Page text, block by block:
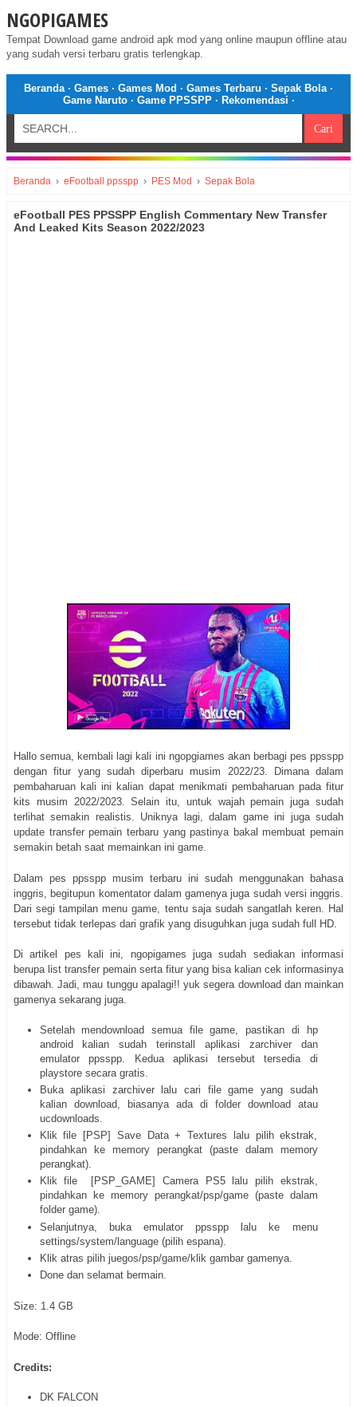
NGOPIGAMES
Tempat Download game android apk mod yang online maupun offline atau
yang sudah versi terbaru gratis terlengkap.
Beranda· Games · Games Mod · Games Terbaru · Sepak Bola·
Game Naruto· Game PPSSPP· Rekomendasi ·
Beranda › eFootball ppsspp › PES Mod › Sepak Bola
eFootball PES PPSSPP English Commentary New Transfer
And Leaked Kits Season 2022/2023
Hallo semua, kembali lagi kali ini ngopgiames akan berbagi pes ppsspp
dengan fitur yang sudah diperbaru musim 2022/23. Dimana dalam
pembaharuan kali ini kalian dapat menikmati pembaharuan pada fitur
kits musim 2022/2023. Selain itu, untuk wajah pemain juga sudah
terlihat semakin realistis. Uniknya lagi, dalam game ini juga sudah
update transfer pemain terbaru yang pastinya bakal membuat pemain
semakin betah saat memainkan ini game.
Dalam pes ppsspp musim terbaru ini sudah menggunakan bahasa
inggris, begitupun komentator dalam gamenya juga sudah versi inggris.
Dari segi tampilan menu game, tentu saja sudah sangatlah keren. Hal
tersebut tidak terlepas dari grafik yang disuguhkan juga sudah full HD.
Di artikel pes kali ini, ngopigames juga sudah sediakan informasi
berupa list transfer pemain serta fitur yang bisa kalian cek informasinya
dibawah. Jadi, mau tunggu apalagi!! yuk segera download dan mainkan
gamenya sekarang juga.
Setelah mendownload semua file game, pastikan di hp
android kalian sudah terinstall aplikasi zarchiver dan
emulator ppsspp. Kedua aplikasi tersebut tersedia di
playstore secara gratis.
Buka aplikasi zarchiver lalu cari file game yang sudah
kalian download, biasanya ada di folder download atau
ucdownloads.
Klik file [PSP] Save Data + Textures lalu pilih ekstrak,
pindahkan ke memory perangkat (paste dalam memory
perangkat).
Klik file [PSP_GAME] Camera PS5 lalu pilih ekstrak,
pindahkan ke memory perangkat/psp/game (paste dalam
folder game).
Selanjutnya, buka emulator ppsspp lalu ke menu
settings/system/language (pilih espana).
Klik atras pilih juegos/psp/game/klik gambar gamenya.
Done dan selamat bermain.
Size: 1.4 GB
Mode: Offline
Credits:
DK FALCON